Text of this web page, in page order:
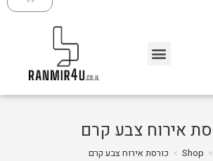
אירוח צבע קרם
>
Shop
> כורסת אירוח צבע קרם